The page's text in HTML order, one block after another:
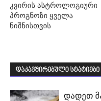
კვირის ასტროლოგიური
პროგნოზი ყველა
ნიშნისთვის
დაკავშირებული სტატიები
დადეთ